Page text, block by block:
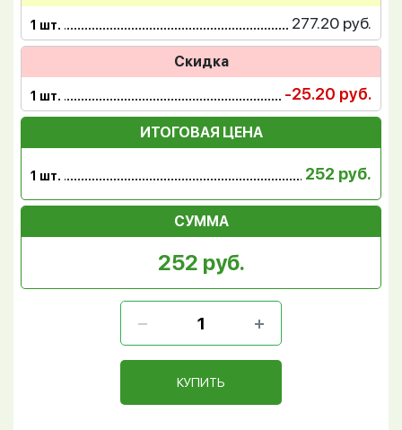
1 шт. 277.20 руб.
Скидка
1 шт. -25.20 руб.
ИТОГОВАЯ ЦЕНА
1 шт. 252 руб.
СУММА
252 руб.
КУПИТЬ